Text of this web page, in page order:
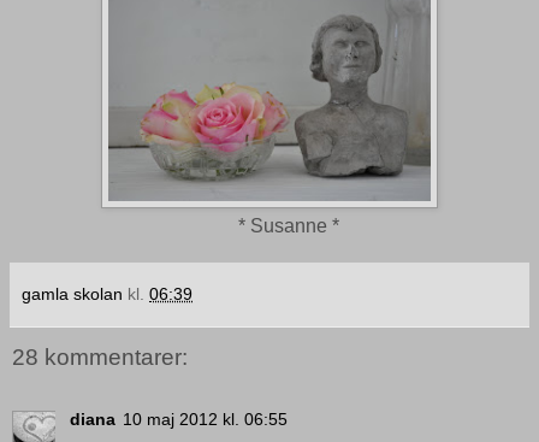
* Susanne *
gamla skolan kl. 06:39
28 kommentarer:
diana 10 maj 2012 kl. 06:55